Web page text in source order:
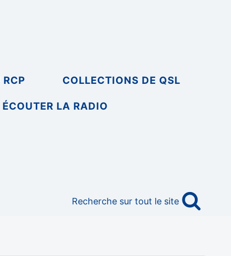
COLLECTIONS DE QSL
ÉCOUTER LA RADIO
Recherche sur tout le site